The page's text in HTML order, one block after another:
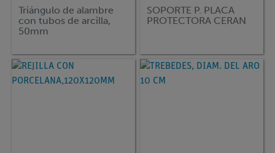
Triángulo de alambre
con tubos de arcilla,
50mm
SOPORTE P. PLACA
PROTECTORA CERAN